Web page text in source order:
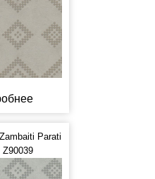
Parati
Z90039